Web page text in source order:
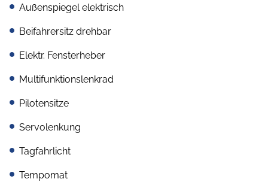
Außenspiegel elektrisch
Beifahrersitz drehbar
Elektr. Fensterheber
Multifunktionslenkrad
Pilotensitze
Servolenkung
Tagfahrlicht
Tempomat